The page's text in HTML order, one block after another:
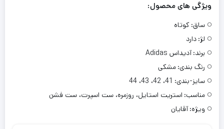
ویژگی های محصول:
ساق: کوتاه
لژ: دارد
برند: آدیداس Adidas
رنگ بندی: مشکی
سایز-بندی: 41، 42، 43، 44
مناسب: استریت استایل، روزمره، ست اسپرت، ست فشن
ویژه: آقایان